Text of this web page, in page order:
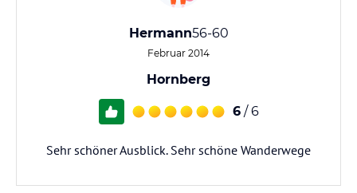
Hermann56-60
Februar 2014
Hornberg
6 / 6
Sehr schöner Ausblick. Sehr schöne Wanderwege